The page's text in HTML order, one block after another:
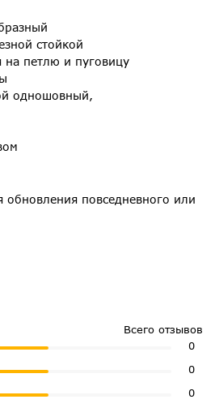
стойкой
на петлю и пуговицу
одношовный,
повседневного или
Всего отзывов
0
0
0